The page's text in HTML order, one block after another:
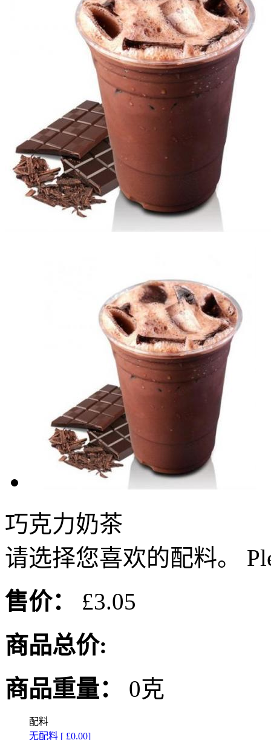
巧克力奶茶
请选择您喜欢的配料。
售价：
£3.05
商品总价:
商品重量：
0克
配料
无配料 [ £0.00]